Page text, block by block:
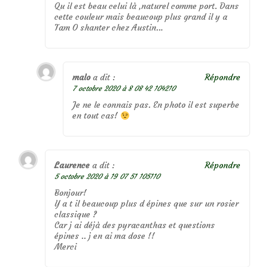
Qu il est beau celui là ,naturel comme port. Dans
cette couleur mais beaucoup plus grand il y a
Tam O shanter chez Austin…
malo a dit :
7 octobre 2020 à 8 08 42 104210
Je ne le connais pas. En photo il est superbe
en tout cas!
Répondre
Laurence a dit :
5 octobre 2020 à 19 07 51 105110
Bonjour!
Y a t il beaucoup plus d épines que sur un rosier
classique ?
Car j ai déjà des pyracanthas et questions
épines .. j en ai ma dose !!
Merci
Répondre